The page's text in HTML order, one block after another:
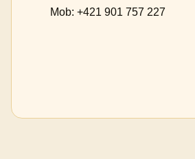
Mob: +421 901 757 227